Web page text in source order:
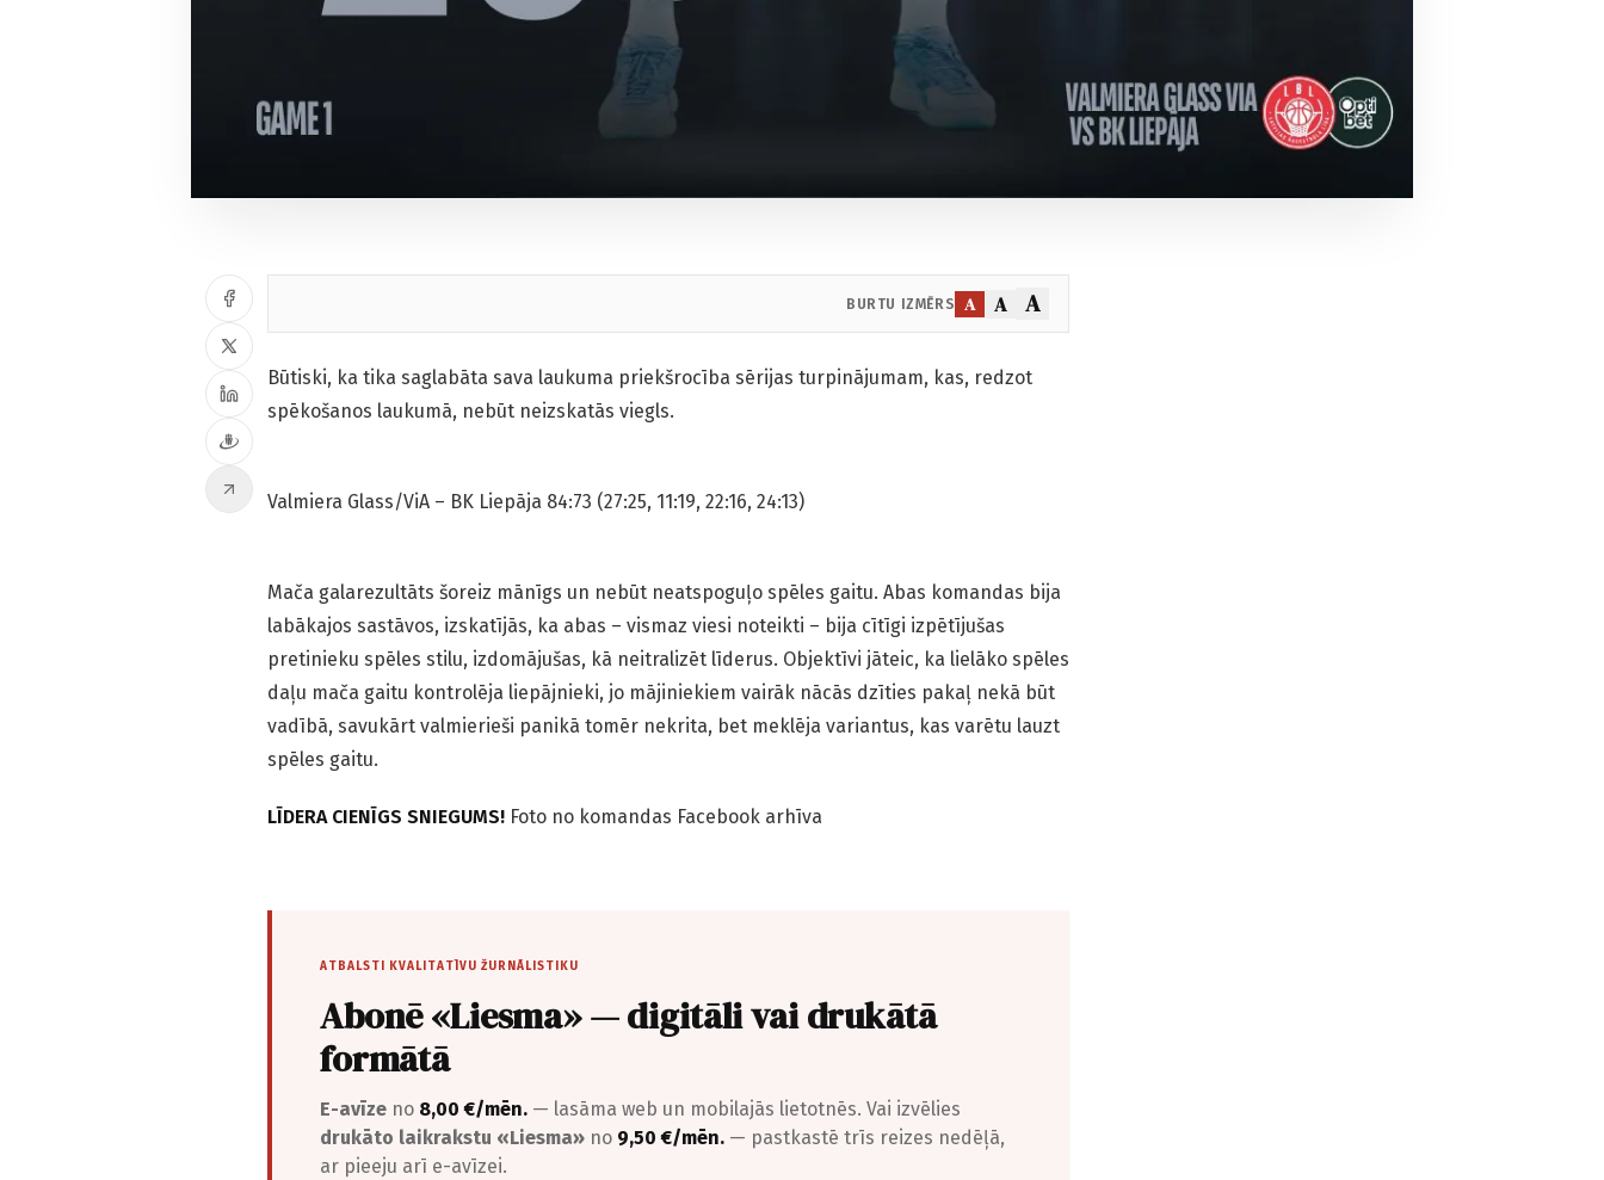
BURTU IZMĒRS A A A
Būtiski, ka tika saglabāta sava laukuma priekšrocība sērijas turpinājumam, kas, redzot
spēkošanos laukumā, nebūt neizskatās viegls.
Valmiera Glass/ViA – BK Liepāja 84:73 (27:25, 11:19, 22:16, 24:13)
Mača galarezultāts šoreiz mānīgs un nebūt neatspoguļo spēles gaitu. Abas komandas bija
labākajos sastāvos, izskatījās, ka abas – vismaz viesi noteikti – bija cītīgi izpētījušas
pretinieku spēles stilu, izdomājušas, kā neitralizēt līderus. Objektīvi jāteic, ka lielāko spēles
daļu mača gaitu kontrolēja liepājnieki, jo mājiniekiem vairāk nācās dzīties pakaļ nekā būt
vadībā, savukārt valmierieši panikā tomēr nekrita, bet meklēja variantus, kas varētu lauzt
spēles gaitu.
LĪDERA CIENĪGS SNIEGUMS! Foto no komandas Facebook arhīva
ATBALSTI KVALITATĪVU ŽURNĀLISTIKU
Abonē «Liesma» — digitāli vai drukātā
formātā
E-avīze no 8,00 €/mēn. — lasāma web un mobilajās lietotnēs. Vai izvēlies
drukāto laikrakstu «Liesma» no 9,50 €/mēn. — pastkastē trīs reizes nedēļā,
ar pieeju arī e-avīzei.